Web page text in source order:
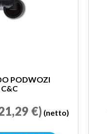
PODWOZI
C&C
€) (netto)